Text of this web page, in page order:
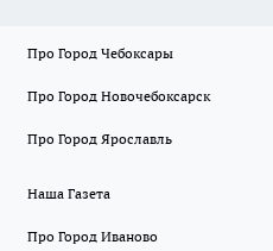
Про Город Чебоксары
Про Город Новочебоксарск
Про Город Ярославль
Наша Газета
Про Город Иваново